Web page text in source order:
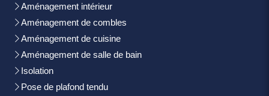
Aménagement intérieur
Aménagement de combles
Aménagement de cuisine
Aménagement de salle de bain
Isolation
Pose de plafond tendu